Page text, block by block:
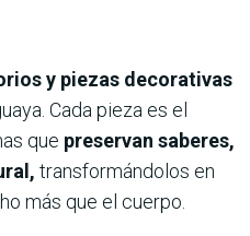
y piezas decorativas
Cada pieza es el
que preservan saberes,
transformándolos en
más que el cuerpo.